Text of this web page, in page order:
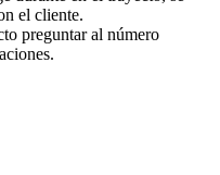
el cliente.
preguntar al número